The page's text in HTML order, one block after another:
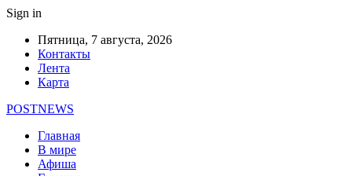
Sign in
Пятница, 7 августа, 2026
Контакты
Лента
Карта
POSTNEWS
Главная
В мире
Афиша